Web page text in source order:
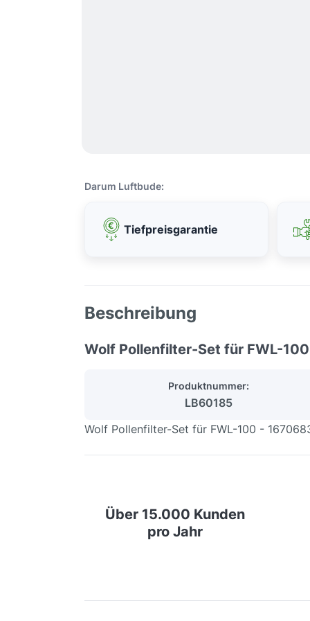
Darum Luftbude:
Tiefpreisgarantie
Beschreibung
Wolf Pollenfilter-Set für FWL-
Produktnummer:
LB60185
Wolf Pollenfilter-Set für FWL-100 -
Über 15.000 Kunden
pro Jahr